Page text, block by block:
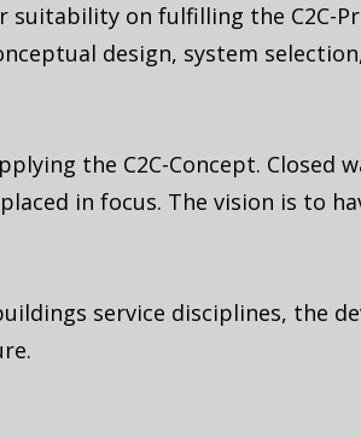
suitability on fulfilling the C2C-
design, system
the C2C-Concept. Closed
in focus. The vision is to
service disciplines, the